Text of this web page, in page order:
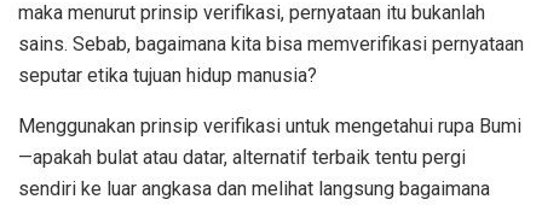
maka menurut prinsip verifikasi, pernyataan itu bukanlah
sains. Sebab, bagaimana kita bisa memverifikasi pernyataan
seputar etika tujuan hidup manusia?
Menggunakan prinsip verifikasi untuk mengetahui rupa Bumi
—apakah bulat atau datar, alternatif terbaik tentu pergi
sendiri ke luar angkasa dan melihat langsung bagaimana